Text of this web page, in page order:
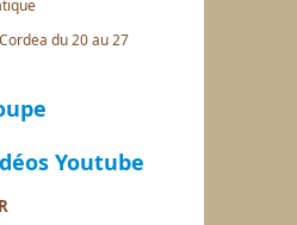
du 20 au 27
Youtube